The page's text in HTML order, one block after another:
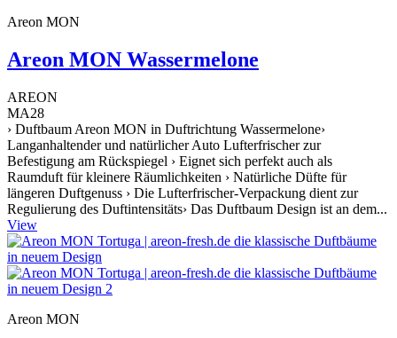
Areon MON
Areon MON Wassermelone
AREON
MA28
› Duftbaum Areon MON in Duftrichtung Wassermelone›
Langanhaltender und natürlicher Auto Lufterfrischer zur
Befestigung am Rückspiegel › Eignet sich perfekt auch als
Raumduft für kleinere Räumlichkeiten › Natürliche Düfte für
längeren Duftgenuss › Die Lufterfrischer-Verpackung dient zur
Regulierung des Duftintensitäts› Das Duftbaum Design ist an dem...
View
Areon MON